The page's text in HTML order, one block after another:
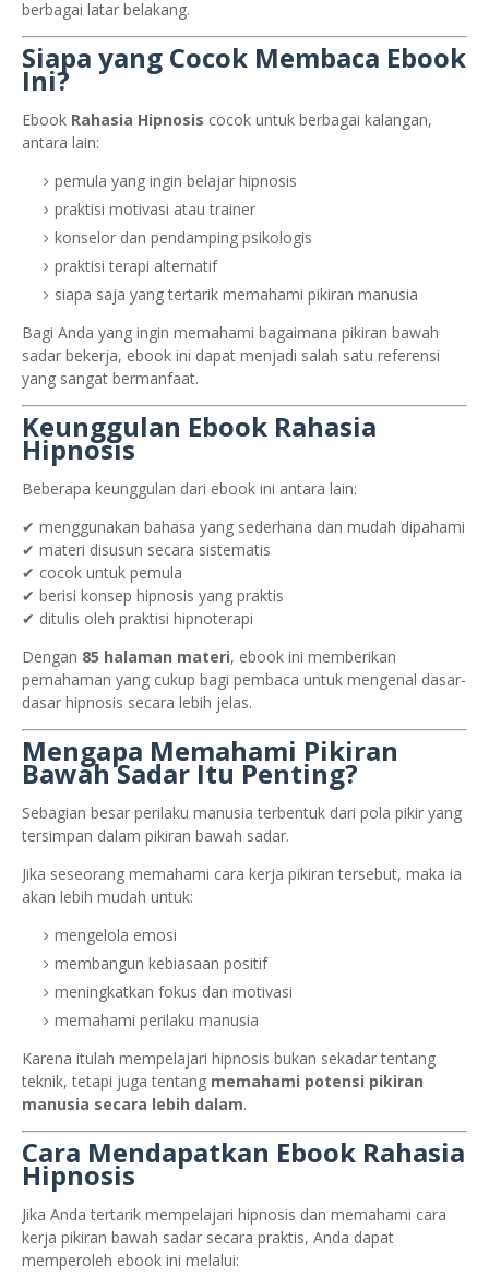
berbagai latar belakang.
Siapa yang Cocok Membaca Ebook
Ini?
Ebook Rahasia Hipnosis cocok untuk berbagai kalangan,
antara lain:
pemula yang ingin belajar hipnosis
praktisi motivasi atau trainer
konselor dan pendamping psikologis
praktisi terapi alternatif
siapa saja yang tertarik memahami pikiran manusia
Bagi Anda yang ingin memahami bagaimana pikiran bawah
sadar bekerja, ebook ini dapat menjadi salah satu referensi
yang sangat bermanfaat.
Keunggulan Ebook Rahasia
Hipnosis
Beberapa keunggulan dari ebook ini antara lain:
✔ menggunakan bahasa yang sederhana dan mudah dipahami
✔ materi disusun secara sistematis
✔ cocok untuk pemula
✔ berisi konsep hipnosis yang praktis
✔ ditulis oleh praktisi hipnoterapi
Dengan 85 halaman materi, ebook ini memberikan
pemahaman yang cukup bagi pembaca untuk mengenal dasar-
dasar hipnosis secara lebih jelas.
Mengapa Memahami Pikiran
Bawah Sadar Itu Penting?
Sebagian besar perilaku manusia terbentuk dari pola pikir yang
tersimpan dalam pikiran bawah sadar.
Jika seseorang memahami cara kerja pikiran tersebut, maka ia
akan lebih mudah untuk:
mengelola emosi
membangun kebiasaan positif
meningkatkan fokus dan motivasi
memahami perilaku manusia
Karena itulah mempelajari hipnosis bukan sekadar tentang
teknik, tetapi juga tentang memahami potensi pikiran
manusia secara lebih dalam.
Cara Mendapatkan Ebook Rahasia
Hipnosis
Jika Anda tertarik mempelajari hipnosis dan memahami cara
kerja pikiran bawah sadar secara praktis, Anda dapat
memperoleh ebook ini melalui: